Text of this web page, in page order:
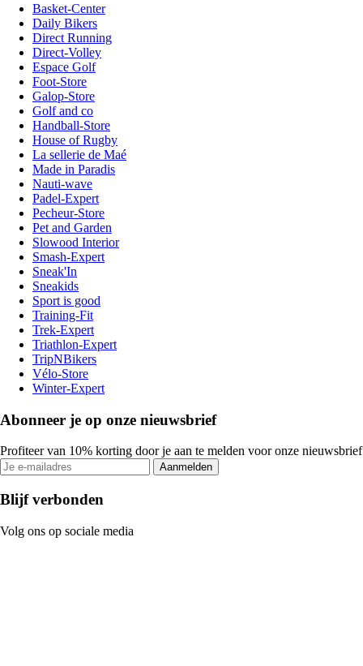
Basket-Center
Daily Bikers
Direct Running
Direct-Volley
Espace Golf
Foot-Store
Galop-Store
Golf and co
Handball-Store
House of Rugby
La sellerie de Maé
Made in Paradis
Nauti-wave
Padel-Expert
Pecheur-Store
Pet and Garden
Slowood Interior
Smash-Expert
Sneak'In
Sneakids
Sport is good
Training-Fit
Trek-Expert
Triathlon-Expert
TripNBikers
Vélo-Store
Winter-Expert
Abonneer je op onze nieuwsbrief
Profiteer van 10% korting door je aan te melden voor onze nieuwsbrief
Aanmelden
Blijf verbonden
Volg ons op sociale media